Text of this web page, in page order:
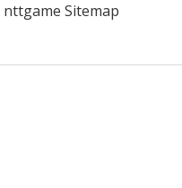
nttgame Sitemap